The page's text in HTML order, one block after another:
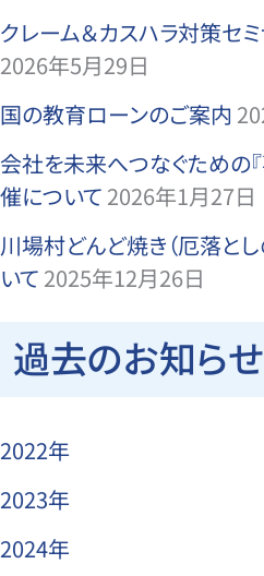
クレーム＆カスハラ対策セ
2026年5月29日
国の教育ローンのご案内
会社を未来へつなぐための
催について 2026年1月27日
川場村どんど焼き（厄落と
いて 2025年12月26日
過去のお知らせ
2022年
2023年
2024年